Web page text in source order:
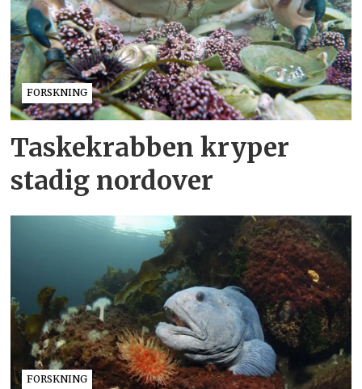
FORSKNING
Taskekrabben kryper
stadig nordover
FORSKNING